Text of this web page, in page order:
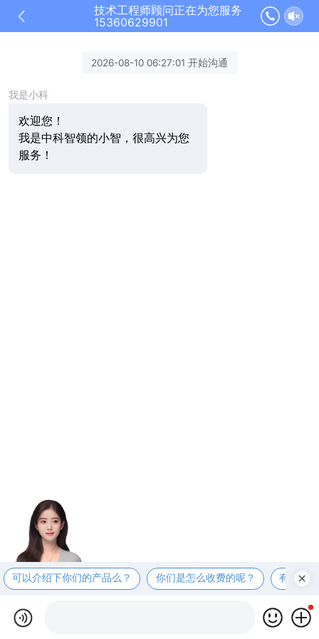
技术工程师顾问正在为您服务
15360629901
2026-08-10 06:27:01 开始沟通
我是小科
欢迎您！
我是中科智领的小智，很高兴为您
服务！
可以介绍下你们的产品么？ 你们是怎么收费的呢？ 有适合